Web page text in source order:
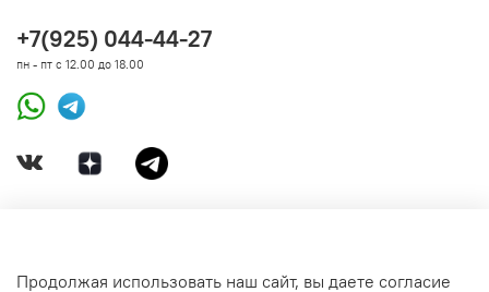
+7(925) 044-44-27
пн - пт с 12.00 до 18.00
Продолжая использовать наш сайт, вы даете согласие